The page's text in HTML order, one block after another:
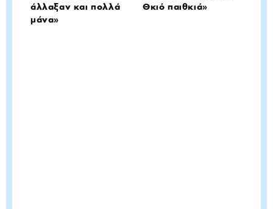
άλλαξαν και πολλά
μάνα»
Θκιό παιθκιά»